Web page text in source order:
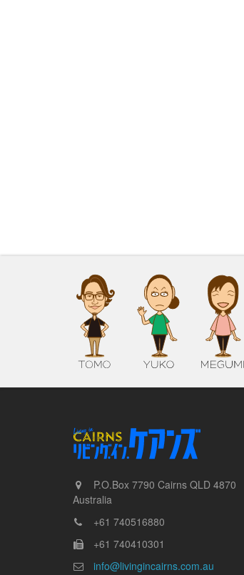
P.O.Box 7790 Cairns QLD 4870
Australia
+61 740516880
+61 740410301
info@livingincairns.com.au